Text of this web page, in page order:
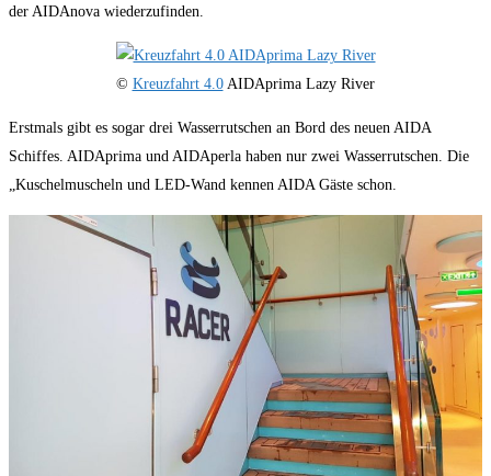
der AIDAnova wiederzufinden.
© Kreuzfahrt 4.0AIDAprima Lazy River
Erstmals gibt es sogar drei Wasserrutschen an Bord des neuen AIDA
Schiffes. AIDAprima und AIDAperla haben nur zwei Wasserrutschen. Die
„Kuschelmuscheln und LED-Wand kennen AIDA Gäste schon.